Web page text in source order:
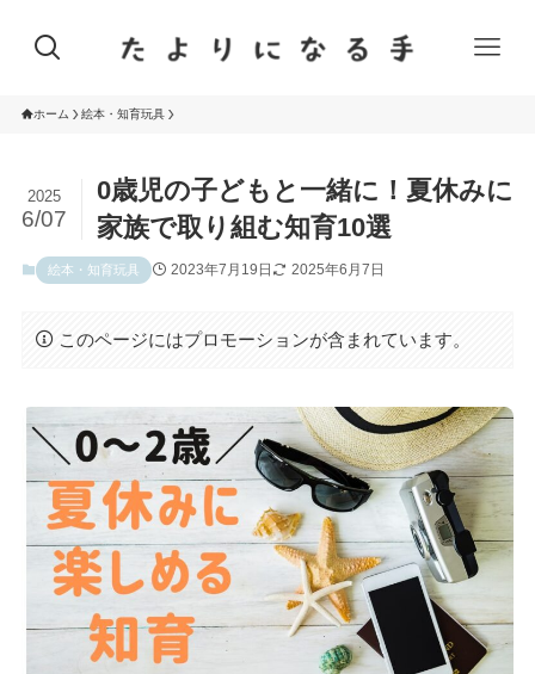
ホーム 絵本・知育玩具
0歳児の子どもと一緒に！夏休みに
家族で取り組む知育10選
2025
6/07
絵本・知育玩具 2023年7月19日 2025年6月7日
このページにはプロモーションが含まれています。